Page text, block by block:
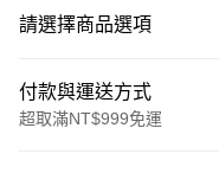
請選擇商品選項
付款與運送方式
超取滿NT$999免運